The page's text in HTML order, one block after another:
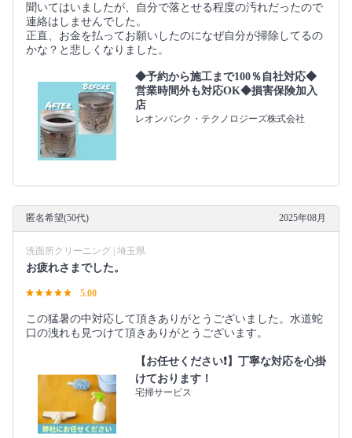
聞いてはいましたが、自分で落とせる程度の汚れだったので
連絡はしませんでした。
正直、お金を払ってお願いしたのになぜ自分が掃除してるの
かな？と悲しくなりました。
◆予約から施工まで100％自社対応◆
営業時間外も対応OK◆損害保険加入
店
レオンバンク・テクノロジーズ株式会社
匿名希望(50代) 2025年08月
洗面所クリーニング | 埼玉県
お疲れさまでした。
5.00
この猛暑の中対応して頂きありがとうございました。水道蛇
口の洩れも見つけて頂きありがとうございます。
【お任せください❗️】丁寧な対応を心掛
けております！
宅掃サービス